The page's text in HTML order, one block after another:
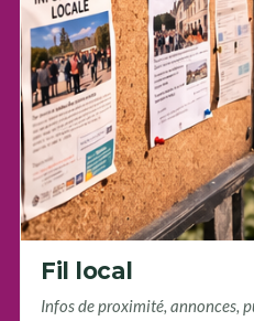
Fil local
Infos de proximité, annonces,